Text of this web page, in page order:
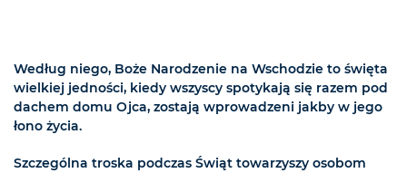
Według niego, Boże Narodzenie na Wschodzie to święta
wielkiej jedności, kiedy wszyscy spotykają się razem pod
dachem domu Ojca, zostają wprowadzeni jakby w jego
łono życia.
Szczególna troska podczas Świąt towarzyszy osobom